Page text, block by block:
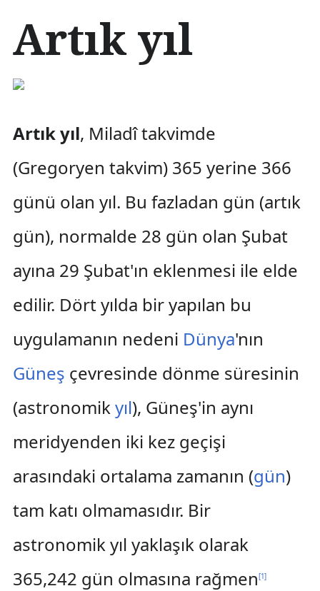
r
ğ
t
a
Artık yıl
Artık yıl, Miladî takvimde
(Gregoryen takvim) 365 yerine 366
günü olan yıl. Bu fazladan gün (artık
gün), normalde 28 gün olan Şubat
ayına 29 Şubat'ın eklenmesi ile elde
edilir. Dört yılda bir yapılan bu
uygulamanın nedeni Dünya'nın
Güneş çevresinde dönme süresinin
(astronomikyıl), Güneş'in aynı
meridyenden iki kez geçişi
arasındaki ortalama zamanın (gün)
tam katı olmamasıdır. Bir
astronomik yıl yaklaşık olarak
365,242 gün olmasına rağmen[1]